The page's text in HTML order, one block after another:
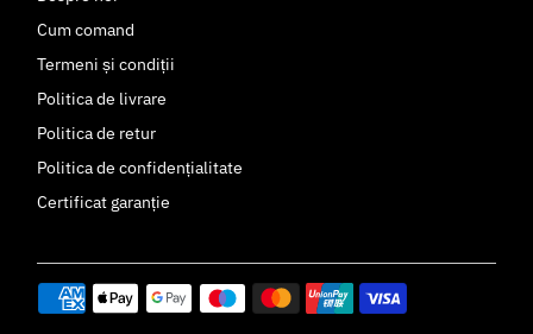
Cum comand
Termeni și condiții
Politica de livrare
Politica de retur
Politica de confidențialitate
Certificat garanție